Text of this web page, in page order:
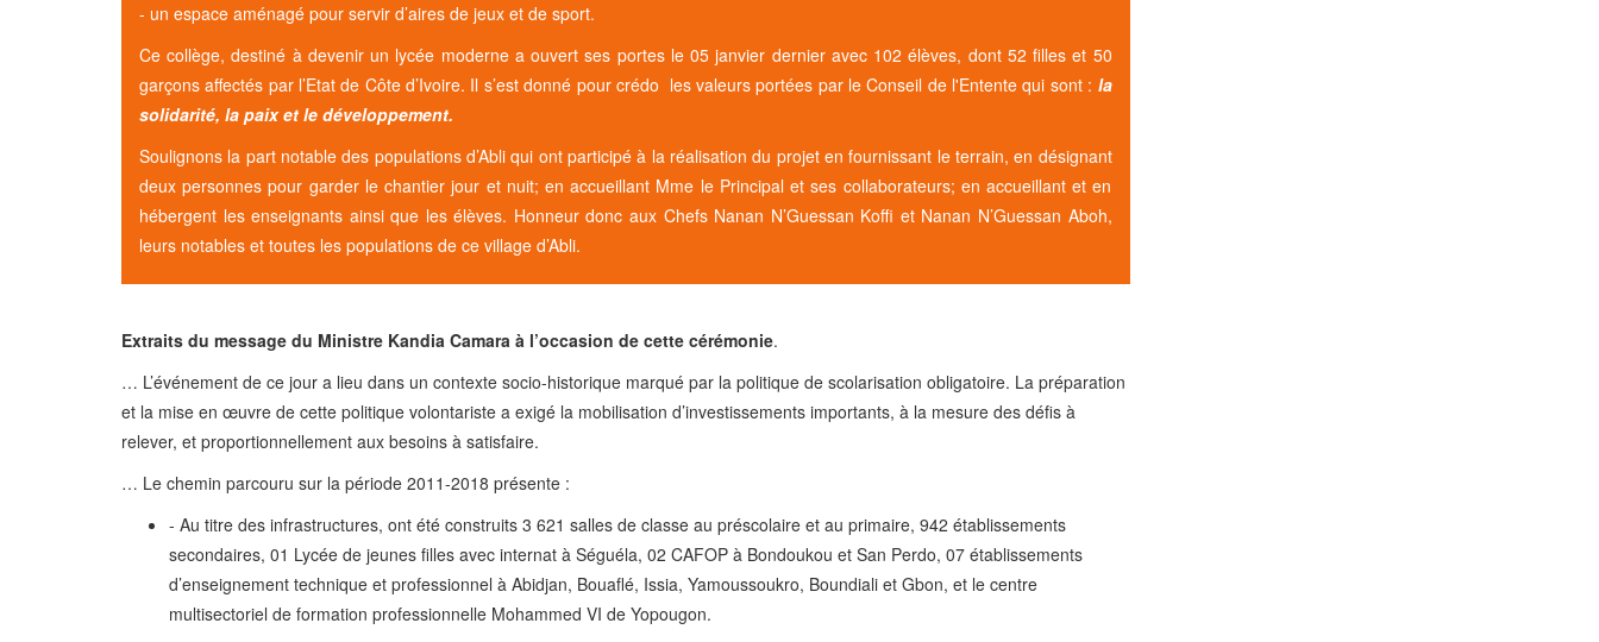
- un espace aménagé pour servir d’aires de jeux et de sport.
Ce collège, destiné à devenir un lycée moderne a ouvert ses portes le 05 janvier dernier avec 102 élèves, dont 52 filles et 50
garçons affectés par l’Etat de Côte d’Ivoire. Il s’est donné pour crédo les valeurs portées par le Conseil de l'Entente qui sont : la
solidarité, la paix et le développement.
Soulignons la part notable des populations d’Abli qui ont participé à la réalisation du projet en fournissant le terrain, en désignant
deux personnes pour garder le chantier jour et nuit; en accueillant Mme le Principal et ses collaborateurs; en accueillant et en
hébergent les enseignants ainsi que les élèves. Honneur donc aux Chefs Nanan N’Guessan Koffi et Nanan N’Guessan Aboh,
leurs notables et toutes les populations de ce village d’Abli.
Extraits du message du Ministre Kandia Camara à l’occasion de cette cérémonie.
… L’événement de ce jour a lieu dans un contexte socio-historique marqué par la politique de scolarisation obligatoire. La préparation
et la mise en œuvre de cette politique volontariste a exigé la mobilisation d’investissements importants, à la mesure des défis à
relever, et proportionnellement aux besoins à satisfaire.
… Le chemin parcouru sur la période 2011-2018 présente :
- Au titre des infrastructures, ont été construits 3 621 salles de classe au préscolaire et au primaire, 942 établissements
secondaires, 01 Lycée de jeunes filles avec internat à Séguéla, 02 CAFOP à Bondoukou et San Perdo, 07 établissements
d’enseignement technique et professionnel à Abidjan, Bouaflé, Issia, Yamoussoukro, Boundiali et Gbon, et le centre
multisectoriel de formation professionnelle Mohammed VI de Yopougon.